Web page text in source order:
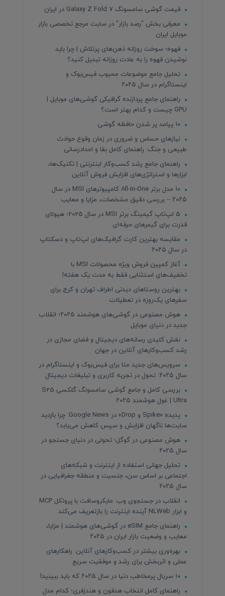
قیمت گوشی سامسونگ Galaxy Z Fold 7 در ایران
معرفی بخش "رصد بازار" در سایت مرجع تخصصی بازار
موبایل ایران
قهوه؛ سوخت روزانه ذهن‌های پرتلاش | چرا باید
نوشیدن قهوه را به عادت روزانه تبدیل کنید؟
تحلیل جامع موضوعات محبوب فیس‌بوک و
اینستاگرام در سال ۲۰۲۵
راهنمای جامع پردازنده‌ گرافیکی گوشی‌های موبایل |
GPU چیست و کدام بهتر است؟
نیازهای حساس و ضروری در زمان وقوع حوادث
طبیعی و جنگ: راهنمای کامل بقا و امدادرسانی
راهنمای جامع رشد کسب‌وکار اینترنتی | تکنیک‌ها،
ابزارها و استراتژی‌های افزایش فروش آنلاین
۱۰ مدل برتر All‑in‑One کامپیوترهای MSI در سال
۲۰۲۵ – بررسی دقیق مشخصات، مزایا و معایب
5 لپ‌تاپ گیمینگ برتر MSI در سال 2025؛ هیولای
قدرت برای گیمرهای حرفه‌ای
مقایسه بهترین کارت گرافیک‌های لپ‌تاپ و دسکتاپ
در سال ۲۰۲۵
آغاز کمپین فروش ویژه محصولات MSI با
تخفیف‌های استثنایی فقط به مدت یک هفته!
بهترین روستاهای دیدنی اطراف تهران و کرج برای
سفرهای یک‌روزه در تعطیلات
هوش مصنوعی در گوشی‌های هوشمند ۲۰۲۵؛ انقلاب
جدید در دنیای موبایل
نقش کلیدی رسانه‌های دیجیتال و فضای مجازی در
رشد کسب‌وکارهای آنلاین در جهان
سرویس‌های جدید متا برای فیس‌بوک و اینستاگرام در
سال ۲۰۲۵: تحول در تجربه کاربری و تبلیغات دیجیتال
بررسی کامل و جامع گوشی سامسونگ گلکسی S25
Ultra | غول هوشمند ۲۰۲۵
پدیده «Spike و Drop» در Google News: چرا بازدید
سایت‌ها ناگهان افزایش و سپس کاهش می‌یابد؟
هوش مصنوعی در گوگل؛ تحولی در دنیای جستجو در
سال ۲۰۲۵
تحلیل جهانی استفاده از اینترنت و شبکه‌های
اجتماعی بر اساس سن، جنسیت و منطقه جغرافیایی در
سال ۲۰۲۵
انقلاب در جستجوی وب: مایکروسافت با پروتکل MCP
و ابزار NLWeb آینده اینترنت را بازتعریف می‌کند
راهنمای جامع eSIM در گوشی‌های هوشمند | مزایا،
معایب و وضعیت بازار ایران در ۲۰۲۵
بهره‌وری بیشتر در کسب‌وکارهای آنلاین: راهکارهای
عملی و اثربخش برای رشد و موفقیت سریع
راهنمای کامل انتخاب هدفون و هندزفری؛ کدام مدل